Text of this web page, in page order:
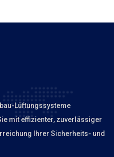
Lüftungssysteme
mit effizienter, zuverlässiger
Ihrer Sicherheits- und